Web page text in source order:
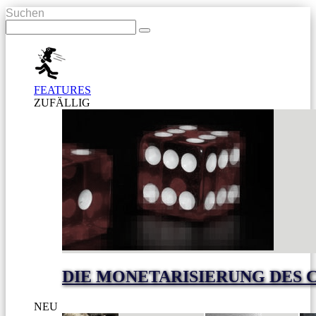
Suchen
FEATURES
ZUFÄLLIG
DIE MONETARISIERUNG DES
NEU